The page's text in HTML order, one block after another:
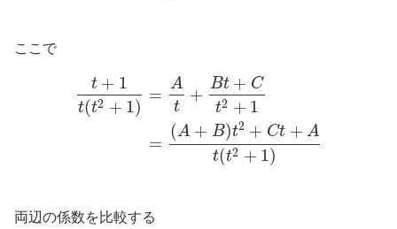
ここで
t + 1
t(t2 + 1)
=
A
t
+
Bt + C
t2 + 1
=
(A + B)t2 + Ct + A
t(t2 + 1)
両辺の係数を比較する